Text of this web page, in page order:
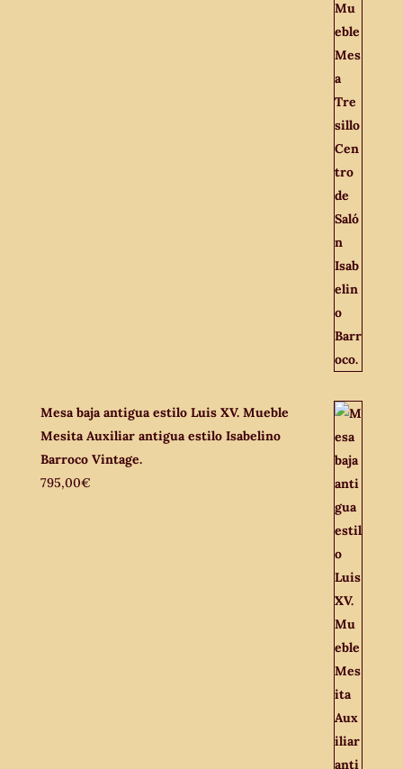
Mesa baja antigua estilo Luis XV. Mueble
Mesita Auxiliar antigua estilo Isabelino
Barroco Vintage.
795,00€